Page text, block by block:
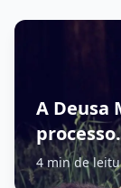
A Deusa
4 min de